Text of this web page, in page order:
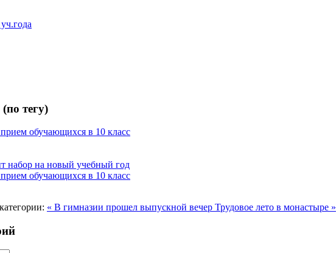
тегу)
обучающихся в 10 класс
набор на новый учебный год
обучающихся в 10 класс
« В гимназии прошел выпускной вечер Трудовое лето в монастыре »